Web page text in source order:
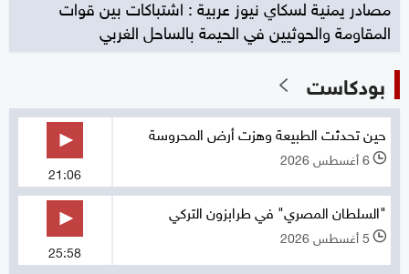
مصادر يمنية لسكاي نيوز عربية : اشتباكات بين قوات
المقاومة والحوثيين في الحيمة بالساحل الغربي
بودكاست
حين تحدثت الطبيعة وهزت أرض المحروسة
l 6 أغسطس 2026
21:06
"السلطان المصري" في طرابزون التركي
l 5 أغسطس 2026
25:58